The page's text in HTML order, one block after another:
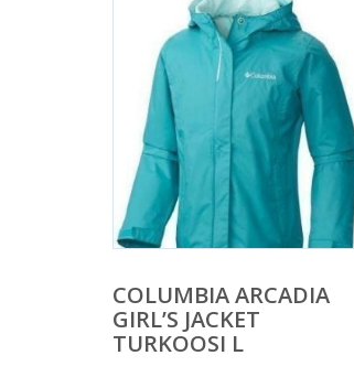
COLUMBIA ARCADIA
GIRL’S JACKET
TURKOOSI L